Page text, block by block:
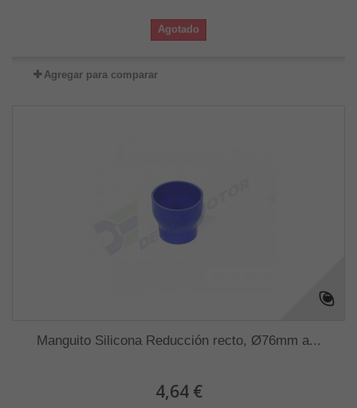
Agotado
Agregar para comparar
Manguito Silicona Reducción recto, Ø76mm a...
4,64 €